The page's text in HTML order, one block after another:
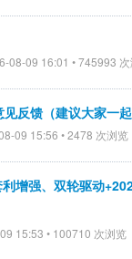
08-09 16:01 • 745993
反馈（建议大家一
09 15:56 • 2478 次浏览
增强、双轮驱动
15:53 • 100710 次浏览